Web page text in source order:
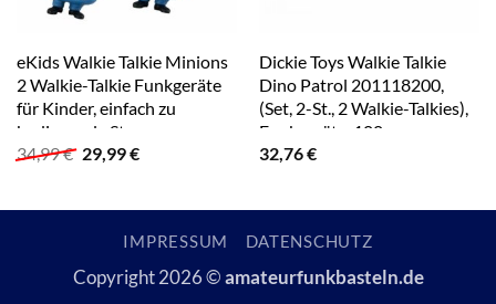
eKids Walkie Talkie Minions
2 Walkie-Talkie Funkgeräte
für Kinder, einfach zu
bedienende Steuerung
34,99€ Ursprünglicher
34,99 €
29,99€Aktueller
29,99 €.
Dickie Toys Walkie Talkie
Dino Patrol 201118200,
(Set, 2-St., 2 Walkie-Talkies),
Funkgeräte, 100 m
Reichweite, Gelb / Grün, für
32,76€
IMPRESSUM DATENSCHUTZ
Copyright 2026 ©amateurfunkbasteln.de